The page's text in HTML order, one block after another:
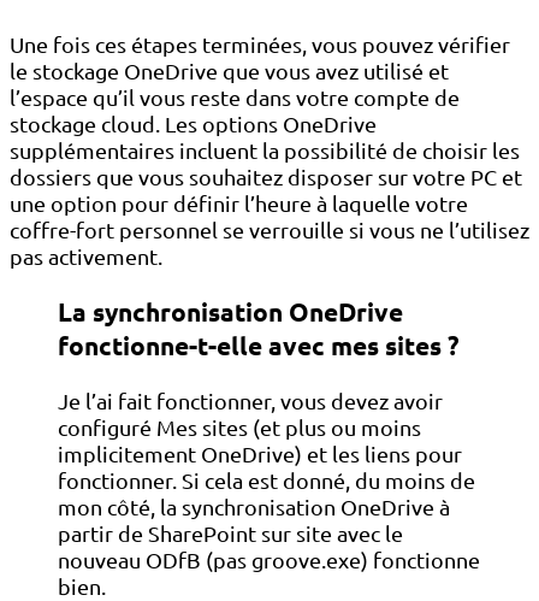
Une fois ces étapes terminées, vous pouvez vérifier
le stockage OneDrive que vous avez utilisé et
l’espace qu’il vous reste dans votre compte de
stockage cloud. Les options OneDrive
supplémentaires incluent la possibilité de choisir les
dossiers que vous souhaitez disposer sur votre PC et
une option pour définir l’heure à laquelle votre
coffre-fort personnel se verrouille si vous ne l’utilisez
pas activement.
La synchronisation OneDrive
fonctionne-t-elle avec mes sites ?
Je l’ai fait fonctionner, vous devez avoir
configuré Mes sites (et plus ou moins
implicitement OneDrive) et les liens pour
fonctionner. Si cela est donné, du moins de
mon côté, la synchronisation OneDrive à
partir de SharePoint sur site avec le
nouveau ODfB (pas groove.exe) fonctionne
bien.